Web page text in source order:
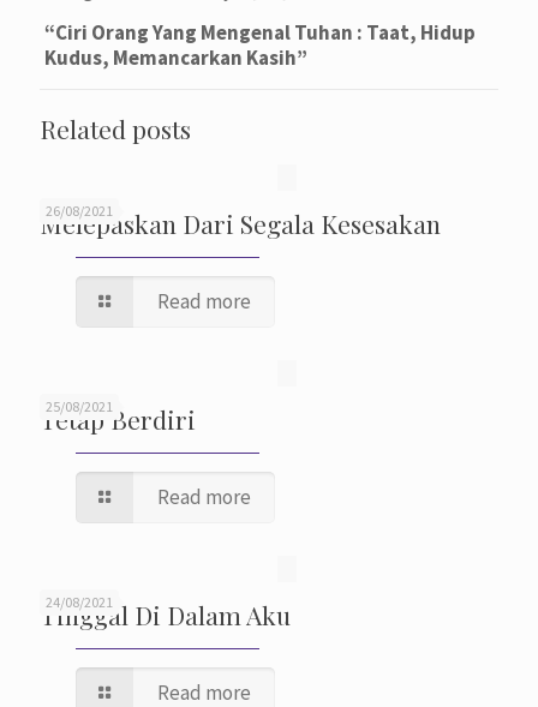
“Ciri Orang Yang Mengenal Tuhan : Taat, Hidup
Kudus, Memancarkan Kasih”
Related posts
26/08/2021
Melepaskan Dari Segala Kesesakan
Read more
25/08/2021
Tetap Berdiri
Read more
24/08/2021
Tinggal Di Dalam Aku
Read more